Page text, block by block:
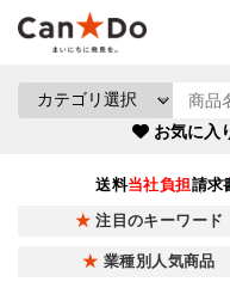
お気に入
送料当社負担請求
注目のキーワード
業種別人気商品